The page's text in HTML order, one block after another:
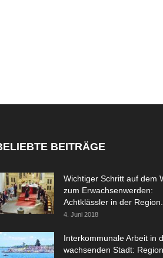
BEITRÄGE
Wichtiger Schritt auf dem
zum Erwachsenwerden:
Achtklässler in der Region...
4. Juni 2018
Interkommunale Arbeit in
wachsenden Stadt: